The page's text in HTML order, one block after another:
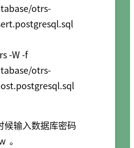
otrs-
-W -f
otrs-
候输入数据库密码
。